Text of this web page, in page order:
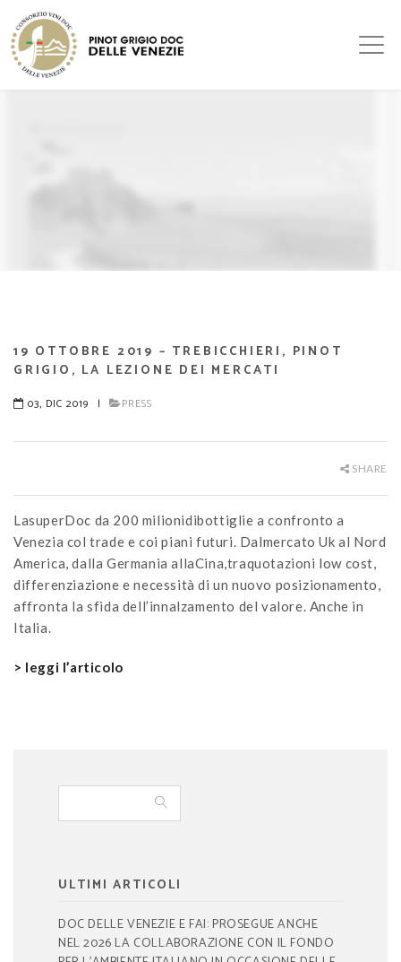
19 OTTOBRE 2019 – TREBICCHIERI, PINOT
GRIGIO, LA LEZIONE DEI MERCATI
03, DIC 2019 | PRESS
SHARE
LasuperDoc da 200 milionidibottiglie a confronto a
Venezia col trade e coi piani futuri. Dalmercato Uk al Nord
America, dalla Germania allaCina,traquotazioni low cost,
differenziazione e necessità di un nuovo posizionamento,
affronta la sfida dell’innalzamento del valore. Anche in
Italia.
> leggi l’articolo
ULTIMI ARTICOLI
DOC DELLE VENEZIE E FAI: PROSEGUE ANCHE
NEL 2026 LA COLLABORAZIONE CON IL FONDO